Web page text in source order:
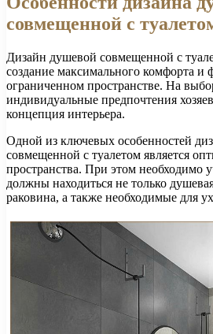
совмещенной с
Дизайн душевой совмещенной с
создание максимального комфорта и
ограниченном пространстве. На
индивидуальные предпочтения
концепция интерьера.
Одной из ключевых особенностей
совмещенной с туалетом является
пространства. При этом необходимо
должны находиться не только
раковина, а также необходимые для